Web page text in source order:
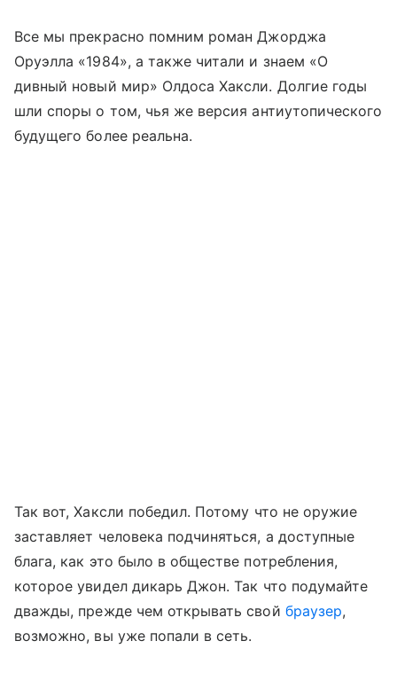
Все мы прекрасно помним роман Джорджа
Оруэлла «1984», а также читали и знаем «О
дивный новый мир» Олдоса Хаксли. Долгие годы
шли споры о том, чья же версия антиутопического
будущего более реальна.
Так вот, Хаксли победил. Потому что не оружие
заставляет человека подчиняться, а доступные
блага, как это было в обществе потребления,
которое увидел дикарь Джон. Так что подумайте
дважды, прежде чем открывать свой браузер,
возможно, вы уже попали в сеть.